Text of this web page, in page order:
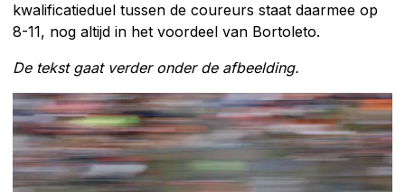
kwalificatieduel tussen de coureurs staat daarmee op
8-11, nog altijd in het voordeel van Bortoleto.
De tekst gaat verder onder de afbeelding.